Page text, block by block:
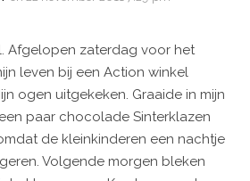
Afgelopen zaterdag voor het
leven bij een Action winkel
ogen uitgekeken. Graaide in mijn
paar chocolade Sinterklazen
de kleinkinderen een nachtje
Volgende morgen bleken